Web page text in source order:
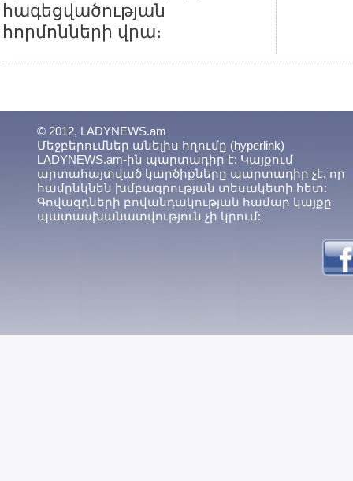
հագեցվածության
հորմոնների վրա։
© 2012, LADYNEWS.am
Մեջբերումներ անելիս հղումը (hyperlink)
LADYNEWS.am-ին պարտադիր է: Կայքում
արտահայտված կարծիքները պարտադիր չէ, որ
համընկնեն խմբագրության տեսակետի հետ:
Գովազդների բովանդակության համար կայքը
պատասխանատվություն չի կրում: